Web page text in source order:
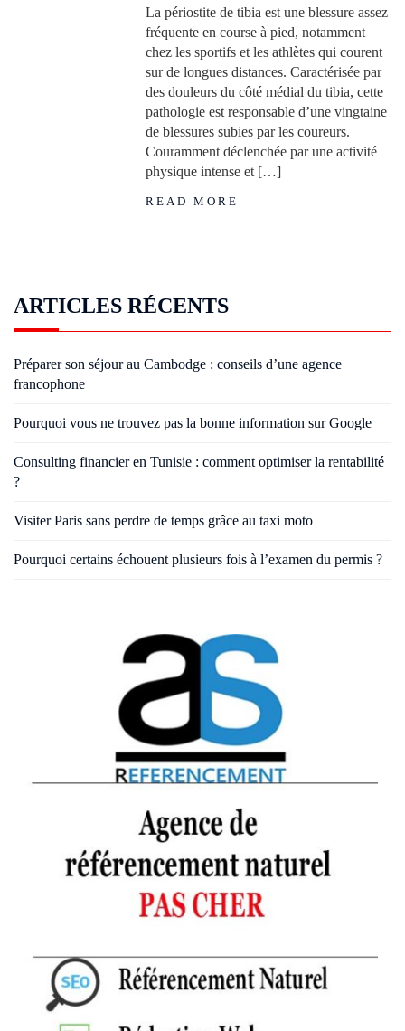
La périostite de tibia est une blessure assez
fréquente en course à pied, notamment
chez les sportifs et les athlètes qui courent
sur de longues distances. Caractérisée par
des douleurs du côté médial du tibia, cette
pathologie est responsable d’une vingtaine
de blessures subies par les coureurs.
Couramment déclenchée par une activité
physique intense et […]
READ MORE
ARTICLES RÉCENTS
Préparer son séjour au Cambodge : conseils d’une agence
francophone
Pourquoi vous ne trouvez pas la bonne information sur Google
Consulting financier en Tunisie : comment optimiser la rentabilité
?
Visiter Paris sans perdre de temps grâce au taxi moto
Pourquoi certains échouent plusieurs fois à l’examen du permis ?